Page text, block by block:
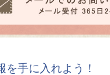
手に入れよう！